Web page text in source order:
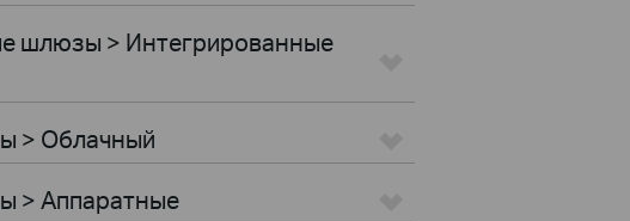
шлюзы > Интегрированные
> Облачный
> Аппаратные